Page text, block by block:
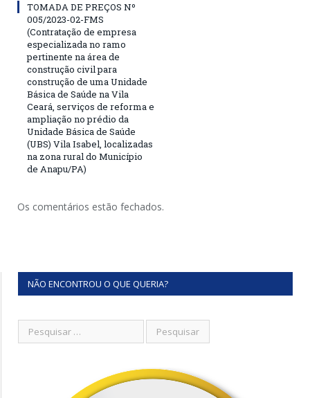
TOMADA DE PREÇOS Nº
005/2023-02-FMS
(Contratação de empresa
especializada no ramo
pertinente na área de
construção civil para
construção de uma Unidade
Básica de Saúde na Vila
Ceará, serviços de reforma e
ampliação no prédio da
Unidade Básica de Saúde
(UBS) Vila Isabel, localizadas
na zona rural do Município
de Anapu/PA)
Os comentários estão fechados.
NÃO ENCONTROU O QUE QUERIA?